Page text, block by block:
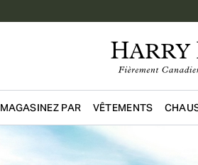
MAGASINEZ PAR VÊTEMENTS